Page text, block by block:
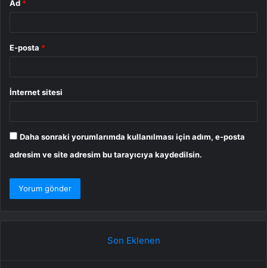
Ad *
E-posta *
İnternet sitesi
Daha sonraki yorumlarımda kullanılması için adım, e-posta
adresim ve site adresim bu tarayıcıya kaydedilsin.
Son Eklenen